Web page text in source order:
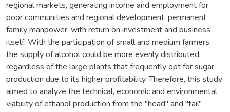
regional markets, generating income and employment for
poor communities and regional development, permanent
family manpower, with return on investment and business
itself. With the participation of small and medium farmers,
the supply of alcohol could be more evenly distributed,
regardless of the large plants that frequently opt for sugar
production due to its higher profitability. Therefore, this study
aimed to analyze the technical, economic and environmental
viability of ethanol production from the "head" and "tail"